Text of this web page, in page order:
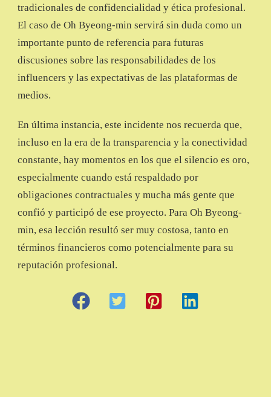
tradicionales de confidencialidad y ética profesional.
El caso de Oh Byeong-min servirá sin duda como un
importante punto de referencia para futuras
discusiones sobre las responsabilidades de los
influencers y las expectativas de las plataformas de
medios.
En última instancia, este incidente nos recuerda que,
incluso en la era de la transparencia y la conectividad
constante, hay momentos en los que el silencio es oro,
especialmente cuando está respaldado por
obligaciones contractuales y mucha más gente que
confió y participó de ese proyecto. Para Oh Byeong-
min, esa lección resultó ser muy costosa, tanto en
términos financieros como potencialmente para su
reputación profesional.